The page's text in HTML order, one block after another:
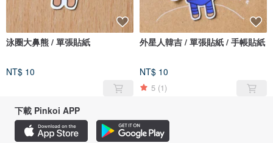
泳圈大鼻熊 / 單張貼紙
NT$ 10
外星人韓吉 / 單張貼紙 / 手帳貼紙
NT$ 10
5 (1)
下載 Pinkoi APP